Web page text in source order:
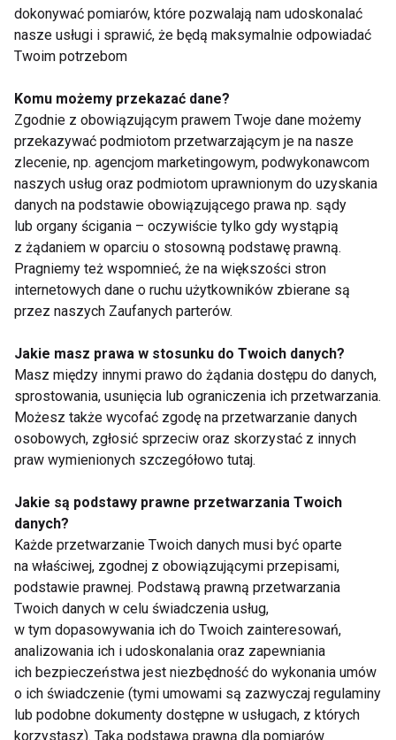
że sprawdzi się również nasza własna… krew.
- Warto wykonać mezoterapię igłową z
wciąż popularny „wampirzy lifting”. W trakcie
kosmetolog za pomocą mikronakłuć ostrzykuje
skórę koncentratem z krwi pacjentki, pozyskanej
oraz wyselekcjonowanej wcześniej w specjalnej
wirówce. Osocze posiada m.in. czynniki wzrostu,
stymuluje produkcję kolagenu, zapewnia
rewitalizację oraz odmłodzenie tkanek. Razem z
osoczem lub oddzielnie można użyć również fibryny
bogatopłytkowej zawierającej komórki macierzyste,
poprawiają napięcie skóry. W efekcie skóra szyi jest
wygładzona, silnie nawilżona, a poziome bruzdy oraz
zmarszczki zredukowane – mówi Smolińska.
Zabieg z użyciem osocza i fibryny wykonywany jest
się nawet małej igiełki, to bezinwazyjną alternatywą
będzie mezoterapia bezigłowa Mesotherm, zabieg
Endermolift oraz Icoone, które przyjmują formę
dogłębnego i przyjemnego masażu. Procedury te
najlepsze efekty przynoszą łącznie z mezoterapią
igłową, ale można je również stosować
samodzielnie. Kosmetolog aplikuje na obszar
zabiegowy regenerujące i nawilżające preparaty, a
następnie za pomocą specjalnej głowicy
rozmasowuje skórę. Dzięki temu wszystkie
dokonywać pomiarów, które pozwalają nam udoskonalać
nasze usługi i sprawić, że będą maksymalnie odpowiadać
Twoim potrzebom
Komu możemy przekazać dane?
Zgodnie z obowiązującym prawem Twoje dane możemy
przekazywać podmiotom przetwarzającym je na nasze
zlecenie, np. agencjom marketingowym, podwykonawcom
naszych usług oraz podmiotom uprawnionym do uzyskania
danych na podstawie obowiązującego prawa np. sądy
lub organy ścigania – oczywiście tylko gdy wystąpią
z żądaniem w oparciu o stosowną podstawę prawną.
Pragniemy też wspomnieć, że na większości stron
internetowych dane o ruchu użytkowników zbierane są
przez naszych Zaufanych parterów.
Jakie masz prawa w stosunku do Twoich danych?
Masz między innymi prawo do żądania dostępu do danych,
sprostowania, usunięcia lub ograniczenia ich przetwarzania.
Możesz także wycofać zgodę na przetwarzanie danych
osobowych, zgłosić sprzeciw oraz skorzystać z innych
praw wymienionych szczegółowo tutaj.
Jakie są podstawy prawne przetwarzania Twoich
danych?
Każde przetwarzanie Twoich danych musi być oparte
na właściwej, zgodnej z obowiązującymi przepisami,
podstawie prawnej. Podstawą prawną przetwarzania
Twoich danych w celu świadczenia usług,
w tym dopasowywania ich do Twoich zainteresowań,
analizowania ich i udoskonalania oraz zapewniania
ich bezpieczeństwa jest niezbędność do wykonania umów
o ich świadczenie (tymi umowami są zazwyczaj regulaminy
lub podobne dokumenty dostępne w usługach, z których
korzystasz). Taką podstawą prawną dla pomiarów